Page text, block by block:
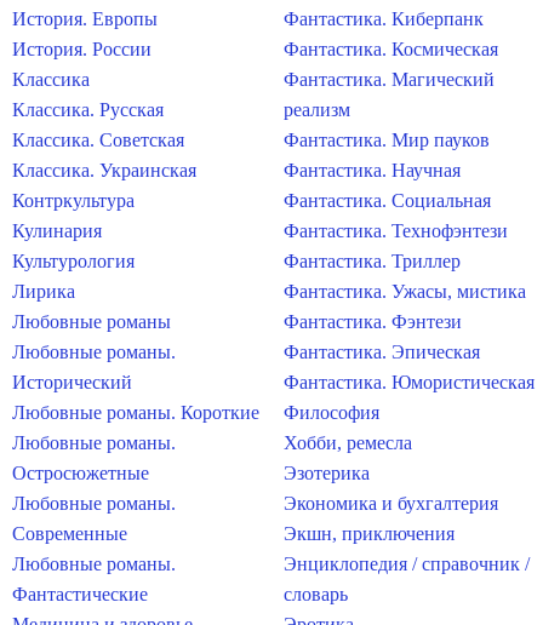
История. Европы
История. России
Классика
Классика. Русская
Классика. Советская
Классика. Украинская
Контркультура
Кулинария
Культурология
Лирика
Любовные романы
Любовные романы.
Исторический
Любовные романы. Короткие
Любовные романы.
Остросюжетные
Любовные романы.
Современные
Любовные романы.
Фантастические
Фантастика. Киберпанк
Фантастика. Космическая
Фантастика. Магический
реализм
Фантастика. Мир пауков
Фантастика. Научная
Фантастика. Социальная
Фантастика. Технофэнтези
Фантастика. Триллер
Фантастика. Ужасы, мистика
Фантастика. Фэнтези
Фантастика. Эпическая
Фантастика. Юмористическая
Философия
Хобби, ремесла
Эзотерика
Экономика и бухгалтерия
Экшн, приключения
Энциклопедия / справочник /
словарь